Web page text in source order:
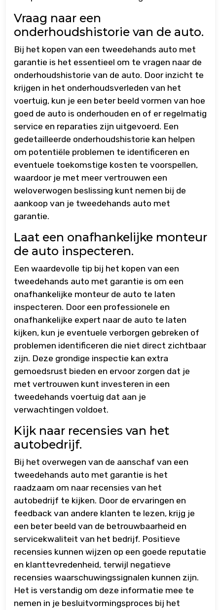
Vraag naar een
onderhoudshistorie van de auto.
Bij het kopen van een tweedehands auto met
garantie is het essentieel om te vragen naar de
onderhoudshistorie van de auto. Door inzicht te
krijgen in het onderhoudsverleden van het
voertuig, kun je een beter beeld vormen van hoe
goed de auto is onderhouden en of er regelmatig
service en reparaties zijn uitgevoerd. Een
gedetailleerde onderhoudshistorie kan helpen
om potentiële problemen te identificeren en
eventuele toekomstige kosten te voorspellen,
waardoor je met meer vertrouwen een
weloverwogen beslissing kunt nemen bij de
aankoop van je tweedehands auto met
garantie.
Laat een onafhankelijke monteur
de auto inspecteren.
Een waardevolle tip bij het kopen van een
tweedehands auto met garantie is om een
onafhankelijke monteur de auto te laten
inspecteren. Door een professionele en
onafhankelijke expert naar de auto te laten
kijken, kun je eventuele verborgen gebreken of
problemen identificeren die niet direct zichtbaar
zijn. Deze grondige inspectie kan extra
gemoedsrust bieden en ervoor zorgen dat je
met vertrouwen kunt investeren in een
tweedehands voertuig dat aan je
verwachtingen voldoet.
Kijk naar recensies van het
autobedrijf.
Bij het overwegen van de aanschaf van een
tweedehands auto met garantie is het
raadzaam om naar recensies van het
autobedrijf te kijken. Door de ervaringen en
feedback van andere klanten te lezen, krijg je
een beter beeld van de betrouwbaarheid en
servicekwaliteit van het bedrijf. Positieve
recensies kunnen wijzen op een goede reputatie
en klanttevredenheid, terwijl negatieve
recensies waarschuwingssignalen kunnen zijn.
Het is verstandig om deze informatie mee te
nemen in je besluitvormingsproces bij het